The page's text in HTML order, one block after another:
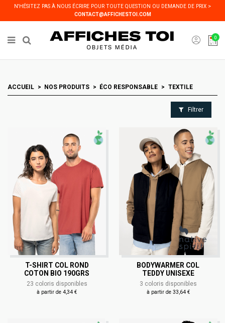
N'HÉSITEZ PAS À NOUS ÉCRIRE POUR TOUTE QUESTION OU DEMANDE DE PRIX >
CONTACT@AFFICHESTOI.COM
0
ACCUEIL NOS PRODUITS ÉCO RESPONSABLE TEXTILE
Filtrer
T-SHIRT COL ROND
COTON BIO 190GRS
23 coloris disponibles
à partir de 4,34 €
BODYWARMER COL
TEDDY UNISEXE
3 coloris disponibles
à partir de 33,64 €
Panneau de gestion des cookies